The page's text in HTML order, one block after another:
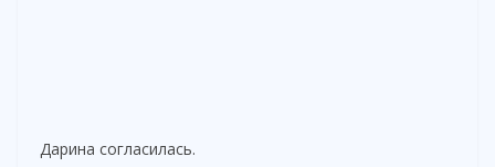
Дарина согласилась.